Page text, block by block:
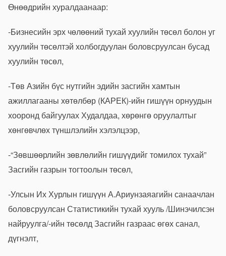
Өнөөдрийн хуралдаанаар:
-Бизнесийн эрх чөлөөний тухай хуулийн төсөл болон уг
хуулийн төсөлтэй холбогдуулан боловсруулсан бусад
хуулийн төсөл,
-Төв Азийн бүс нутгийн эдийн засгийн хамтын
ажиллагааны хөтөлбөр (КАРЕК)-ийн гишүүн орнуудын
хооронд байгуулах Худалдаа, хөрөнгө оруулалтыг
хөнгөвчлөх түншлэлийн хэлэлцээр,
-“Зөвшөөрлийн зөвлөлийн гишүүдийг томилох тухай”
Засгийн газрын тогтоолын төсөл,
-Улсын Их Хурлын гишүүн А.Ариунзаяагийн санаачлан
боловсруулсан Статистикийн тухай хууль /Шинэчилсэн
найруулга/-ийн төсөлд Засгийн газраас өгөх санал,
дүгнэлт,